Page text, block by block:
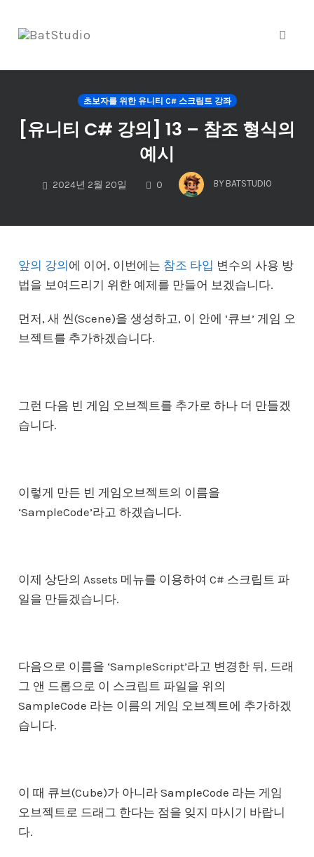
초보자를 위한 유니티 C# 스크립트 강좌
[유니티 C# 강의] 13 – 참조 형식의
예시
2024년 2월 20일 0
COMMENTS
BY BATSTUDIO
앞의 강의에 이어, 이번에는 참조 타입 변수의 사용 방
법을 보여드리기 위한 예제를 만들어 보겠습니다.
먼저, 새 씬(Scene)을 생성하고, 이 안에 ‘큐브’ 게임 오
브젝트를 추가하겠습니다.
그런 다음 빈 게임 오브젝트를 추가로 하나 더 만들겠
습니다.
이렇게 만든 빈 게임오브젝트의 이름을
‘SampleCode’라고 하겠습니다.
이제 상단의 Assets 메뉴를 이용하여 C# 스크립트 파
일을 만들겠습니다.
다음으로 이름을 ‘SampleScript’라고 변경한 뒤, 드래
그 앤 드롭으로 이 스크립트 파일을 위의
SampleCode 라는 이름의 게임 오브젝트에 추가하겠
습니다.
이 때 큐브(Cube)가 아니라 SampleCode 라는 게임
오브젝트로 드래그 한다는 점을 잊지 마시기 바랍니
다.